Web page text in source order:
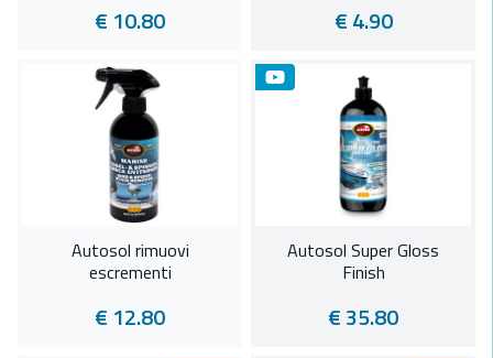
€ 10.80 € 4.90
Autosol rimuovi
escrementi
€ 12.80
Autosol Super Gloss
Finish
€ 35.80